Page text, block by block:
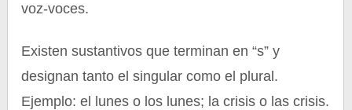
voz-voces.
Existen sustantivos que terminan en “s” y
designan tanto el singular como el plural.
Ejemplo: el lunes o los lunes; la crisis o las crisis.